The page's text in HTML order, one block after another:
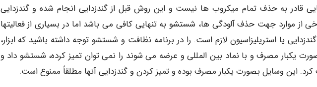
قادر به حذف تمام میکروب ها نیست و این روش قبل از گندزدایی انجام شده و گندزدایی
موارد جهت حذف آلودگی ها، شستشو به تنهایی کافی می باشد اما در بسیاری از فعالیتها
یا استریلیزاسیون لازم است. را در برنامه نظافت و شستشو توجه داشته باشید که ابزار،
یکبار مصرف و با نماد بین المللی و عرضه می شوند را نمی توان تمیز کرده، شستشو داد و
این وسایل بصورت یکبار مصرف بوده و تمیز کردن و گندزدایی آنها مطلقاً ممنوع است.